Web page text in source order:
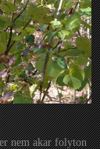
nem akar folyton